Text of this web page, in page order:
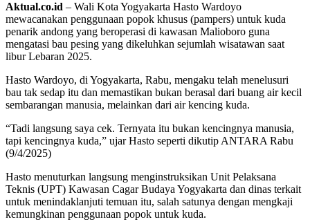
Aktual.co.id – Wali Kota Yogyakarta Hasto Wardoyo
mewacanakan penggunaan popok khusus (pampers) untuk kuda
penarik andong yang beroperasi di kawasan Malioboro guna
mengatasi bau pesing yang dikeluhkan sejumlah wisatawan saat
libur Lebaran 2025.
Hasto Wardoyo, di Yogyakarta, Rabu, mengaku telah menelusuri
bau tak sedap itu dan memastikan bukan berasal dari buang air kecil
sembarangan manusia, melainkan dari air kencing kuda.
“Tadi langsung saya cek. Ternyata itu bukan kencingnya manusia,
tapi kencingnya kuda,” ujar Hasto seperti dikutip ANTARA Rabu
(9/4/2025)
Hasto menuturkan langsung menginstruksikan Unit Pelaksana
Teknis (UPT) Kawasan Cagar Budaya Yogyakarta dan dinas terkait
untuk menindaklanjuti temuan itu, salah satunya dengan mengkaji
kemungkinan penggunaan popok untuk kuda.